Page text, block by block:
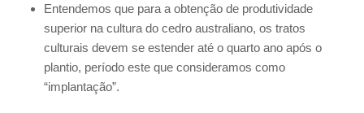
Entendemos que para a obtenção de produtividade
superior na cultura do cedro australiano, os tratos
culturais devem se estender até o quarto ano após o
plantio, período este que consideramos como
“implantação”.